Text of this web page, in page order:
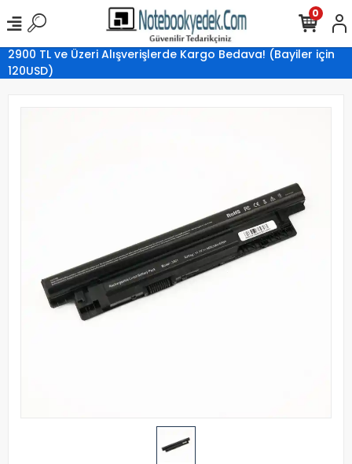
2900 TL ve Üzeri Alışverişlerde Kargo Bedava! (Bayiler için
120USD)
0